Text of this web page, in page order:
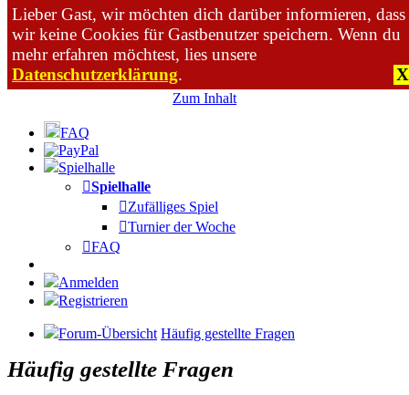
Lieber Gast, wir möchten dich darüber informieren, dass
wir keine Cookies für Gastbenutzer speichern. Wenn du
mehr erfahren möchtest, lies unsere
Datenschutzerklärung. X
Zum Inhalt
FAQ
Spielhalle
Spielhalle
Zufälliges Spiel
Turnier der Woche
FAQ
Anmelden
Registrieren
Forum-Übersicht Häufig gestellte Fragen
Häufig gestellte Fragen